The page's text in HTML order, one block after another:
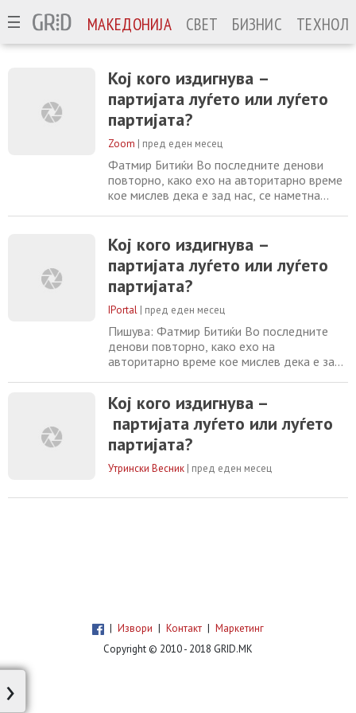
МАКЕДОНИЈА СВЕТ БИЗНИС
Кој кого издигнува –
партијата луѓето или луѓето
партијата?
Zoom | пред еден месец
Фатмир Битиќи Во последните денови
повторно, како ехо на авторитарно време
кое мислев дека е зад нас, се наметна
лојалност, но доживеана како потсетник
дека поединецот треба вечно да биде
должен. Како човекот да е политички
производ, а не личност со труд, став,
Кој кого издигнува –
партијата луѓето или луѓето
партијата?
IPortal | пред еден месец
Пишува: Фатмир Битиќи Во последните
денови повторно, како ехо на
авторитарно време кое мислев дека е зад
како порака за лојалност, но доживеана
како потсетник дека поединецот треба
вечно да биде должен. Како човекот да е
политички производ, а не личност со труд,
став,
Кој кого издигнува –
партијата луѓето или луѓето
партијата?
Утрински Весник | пред еден месец
| Извори | Контакт | Маркетинг
Copyright © 2010 - 2018 GRID.MK
›